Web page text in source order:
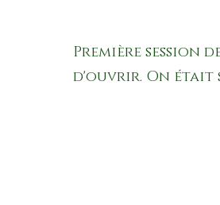
Première session
d'ouvrir. On était